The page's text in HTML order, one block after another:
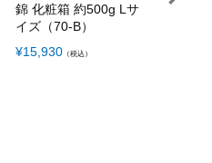
錦 化粧箱 約500g Lサ
イズ（70-B）
¥15,930 （税込）
錦 ダイ